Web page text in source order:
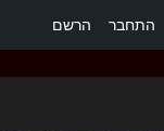
התחבר הרשם